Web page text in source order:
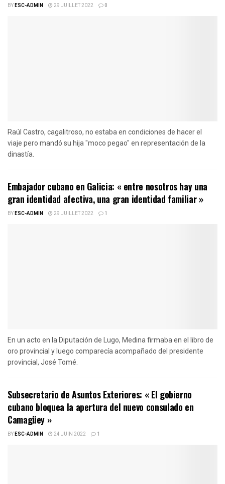
BYESC-ADMIN 29 JUILLET 2022 0
Raúl Castro, cagalitroso, no estaba en condiciones de hacer el
viaje pero mandó su hija "moco pegao" en representación de la
dinastía.
Embajador cubano en Galicia: « entre nosotros hay una
gran identidad afectiva, una gran identidad familiar »
BYESC-ADMIN 29 JUILLET 2022 1
En un acto en la Diputación de Lugo, Medina firmaba en el libro de
oro provincial y luego comparecía acompañado del presidente
provincial, José Tomé.
Subsecretario de Asuntos Exteriores: « El gobierno
cubano bloquea la apertura del nuevo consulado en
Camagüey »
BYESC-ADMIN 24 JUIN 2022 1